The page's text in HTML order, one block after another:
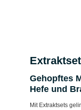
Gehopftes
Hefe und
Mit Extraktsets